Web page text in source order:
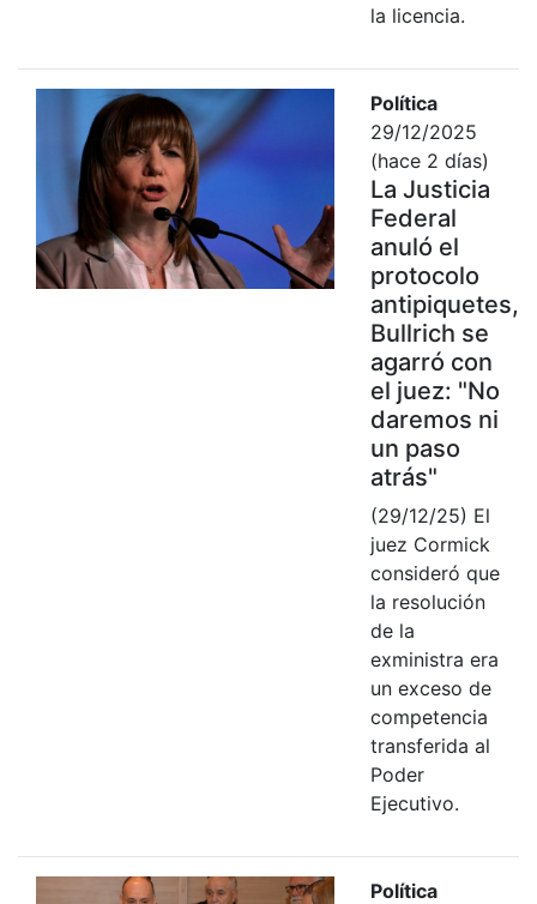
la licencia.
Política
29/12/2025
(hace 2 días)
La Justicia
Federal
anuló el
protocolo
antipiquetes,
Bullrich se
agarró con
el juez: "No
daremos ni
un paso
atrás"
(29/12/25) El
juez Cormick
consideró que
la resolución
de la
exministra era
un exceso de
competencia
transferida al
Poder
Ejecutivo.
Política